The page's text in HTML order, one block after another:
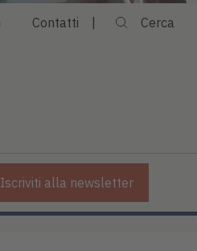
Contatti Cerca
Iscriviti alla newsletter